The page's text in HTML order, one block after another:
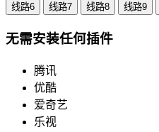
线路6
线路7 线路8 线路9
无需安装任何插件
腾讯
优酷
爱奇艺
乐视